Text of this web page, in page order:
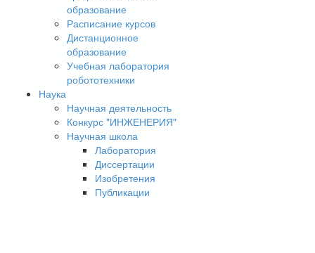
образование
Расписание курсов
Дистанционное
образование
Учебная лаборатория
робототехники
Наука
Научная деятельность
Конкурс "ИНЖЕНЕРИЯ"
Научная школа
Лаборатория
Диссертации
Изобретения
Публикации